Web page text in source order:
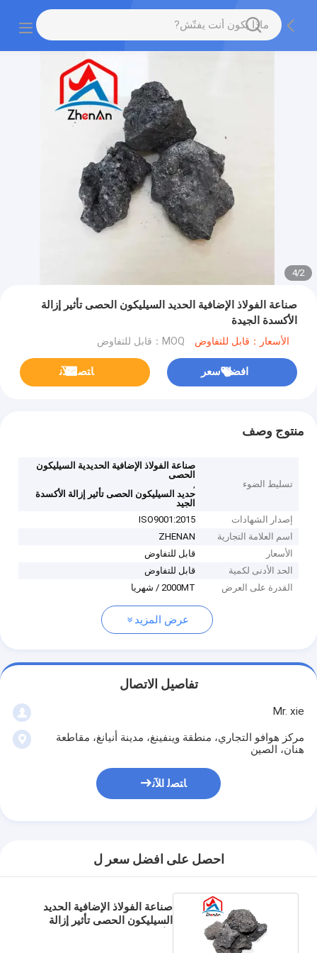
2
/
4
صناعة الفولاذ الإضافية الحديد السيليكون الحصى تأثير إزالة
الأكسدة الجيدة
الأسعار：قابل للتفاوض MOQ：قابل للتفاوض
افضل سعر ﺎﺘﺼﻟ ﺍﻶﻧ
منتوج وصف
تسليط الضوء
صناعة الفولاذ الإضافية الحديدية السيليكون
الحصى
,
حديد السيليكون الحصى تأثير إزالة الأكسدة
الجيد
إصدار الشهادات
ISO9001:2015
اسم العلامة التجارية
ZHENAN
الأسعار
قابل للتفاوض
الحد الأدنى لكمية
قابل للتفاوض
القدرة على العرض
2000MT / شهريا
عرض المزيد
تفاصيل الاتصال
Mr. xie
مركز هوافو التجاري، منطقة وينفينغ، مدينة أنيانغ، مقاطعة
هنان، الصين
ﺎﺘﺼﻟ ﺍﻶﻧ
احصل على افضل سعر ل
صناعة الفولاذ الإضافية الحديد
السيليكون الحصى تأثير إزالة